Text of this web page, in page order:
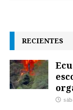
RECIENTES